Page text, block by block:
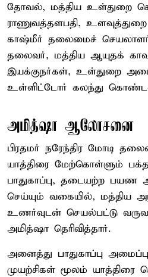
தோவல், மத்திய உள்துறை
ராணுவத்தளபதி,
காஷ்மீர் தலைமைச்
தலைவர், மத்திய ஆயுதக்
இயக்குநர்கள், உள்துறை
உள்ளிட்டோர் கலந்து
அமித்ஷா ஆலோசனை
பிரதமர் நரேந்திர மோடி
யாத்திரை மேற்கொள்ளும்
பாதுகாப்பு, தடையற்ற பயண
செய்யும் வகையில், மத்திய
உணர்வுடன் செயல்பட்டு
அமித்ஷா தெரிவித்தார்.
அனைத்து பாதுகாப்பு
முயற்சிகள் மூலம் யாத்திரை